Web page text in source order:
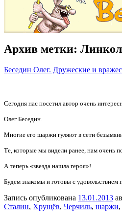
Архив метки:
Беседин Олег. Дружеские и
Сегодня нас посетил автор очень
Олег Беседин.
Многие его шаржи гуляют в сети
Те, которые мы видели ранее, нам очень
А теперь «звезда нашла героя»!
Будем знакомы и готовы с удовольствием
Запись опубликована 13.01.2013
Сталин, Хрущёв, Черчиль, шаржи,